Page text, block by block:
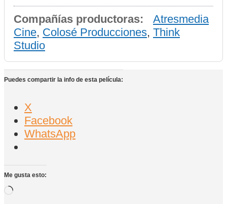
Compañías productoras:
Atresmedia
Cine, Colosé Producciones, Think
Studio
Puedes compartir la info de esta película:
X
Facebook
WhatsApp
Me gusta esto:
Cargando...